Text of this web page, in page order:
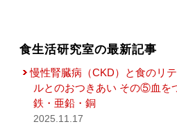
食生活研究室の最新記事
慢性腎臓病（CKD）と食のリ
ルとのおつきあい その⑤血
鉄・亜鉛・銅
2025.11.17